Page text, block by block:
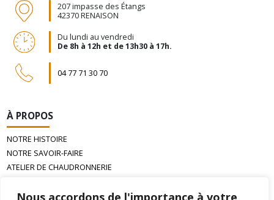
Nous accordons de l'importance à votre
207 impasse des Étangs
42370 RENAISON
Du lundi au vendredi
De 8h à 12h et de 13h30 à 17h.
04 77 71 30 70
À PROPOS
NOTRE HISTOIRE
NOTRE SAVOIR-FAIRE
ATELIER DE CHAUDRONNERIE